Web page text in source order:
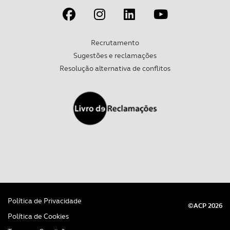
parceiros e organizações na UE e em países terceiros.
dados pessoais serão realizadas apenas com o seu
consentimento e quando tal se afigure estritamente
necessário no contexto dos serviços a prestar.
Realçamos que o bloqueio de certo tipo de Cookies e
tecnologias similares pode ter impacto na sua
experiência de navegação no Website e nos serviços
Recrutamento
Sugestões e reclamações
Resolução alternativa de conflitos
Política de Privacidade
Política de Cookies
©ACP 2026